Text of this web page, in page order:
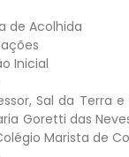
de Acolhida
Inicial
Sal da Terra
Goretti das
Marista de